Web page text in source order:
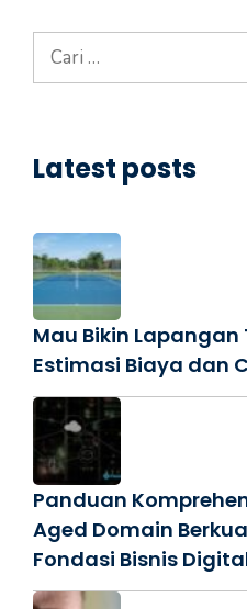
Cari
untuk:
Latest posts
Mau Bikin Lapangan
Estimasi Biaya dan
Panduan
Aged Domain
Fondasi Bisnis